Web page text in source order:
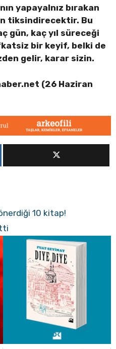
yapayalnız bırakan
tiksindirecektir. Bu
gün, kaç yıl süreceği
bir keyif, belki de
gelir, karar sizin.
(26 Haziran
10 kitap!